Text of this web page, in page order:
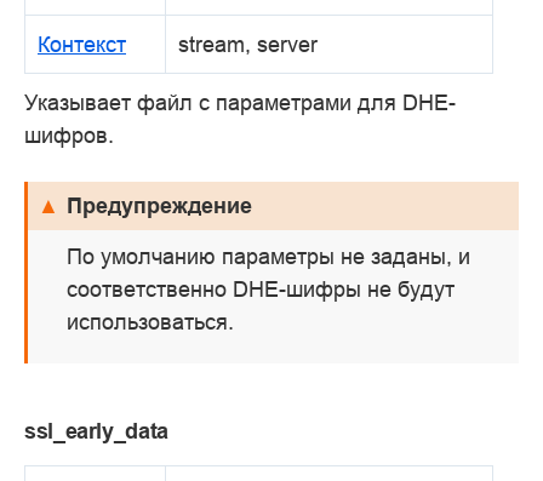
Контекст stream, server
Указывает файл с параметрами для DHE-
шифров.
Предупреждение
По умолчанию параметры не заданы, и
соответственно DHE-шифры не будут
использоваться.
ssl_early_data